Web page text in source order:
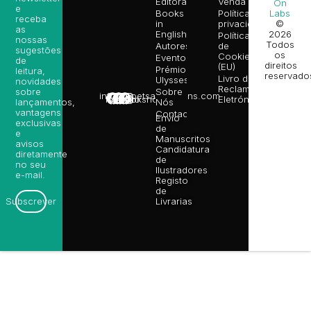
info@poetsandragons.com
Infantil
Adulto
Bookshop
Books
in
English
Autores
Eventos
Prémio
Ulysses
Sobre
Nós
Contactos
Envio
de
Manuscritos
Candidatura
de
Ilustradores
Registo
de
Livrarias
Política de
privacidade
Política
de
Cookies
(EU)
Livro de
Reclamações
Eletrónico
e
receba
as
nossas
sugestões
de
leitura,
novidades
sobre
lançamentos,
vantagens
exclusivas
e
avisos
diretamente
no seu
e-mail.
Subscrever
On
Labs
©
2026
Todos
os
direitos